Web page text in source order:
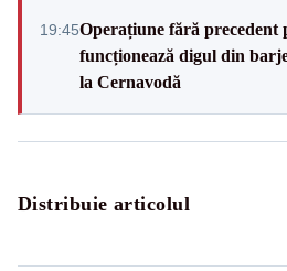
19:45Operațiune fără precedent
funcționează digul din
la Cernavodă
Distribuie articolul